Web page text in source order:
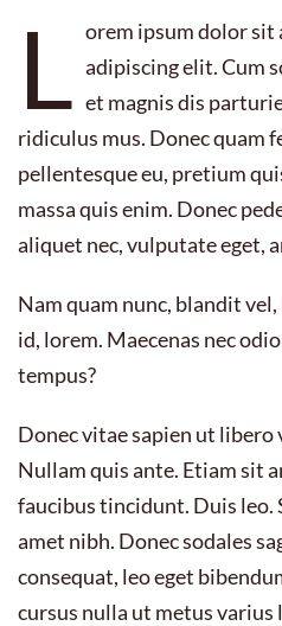
L orem ipsum dolor sit
adipiscing elit. Cum
et magnis dis
ridiculus mus. Donec quam
pellentesque eu, pretium
massa quis enim. Donec
aliquet nec, vulputate eget,
Nam quam nunc, blandit
id, lorem. Maecenas nec
tempus?
Donec vitae sapien ut libero
Nullam quis ante. Etiam sit
faucibus tincidunt. Duis leo.
amet nibh. Donec sodales
consequat, leo eget
cursus nulla ut metus varius